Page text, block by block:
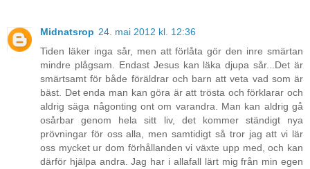
Midnatsrop 24. mai 2012 kl. 12:36
Tiden läker inga sår, men att förlåta gör den inre smärtan
mindre plågsam. Endast Jesus kan läka djupa sår...Det är
smärtsamt för både föräldrar och barn att veta vad som är
bäst. Det enda man kan göra är att trösta och förklarar och
aldrig säga någonting ont om varandra. Man kan aldrig gå
osårbar genom hela sitt liv, det kommer ständigt nya
prövningar för oss alla, men samtidigt så tror jag att vi lär
oss mycket ur dom förhållanden vi växte upp med, och kan
därför hjälpa andra. Jag har i allafall lärt mig från min egen